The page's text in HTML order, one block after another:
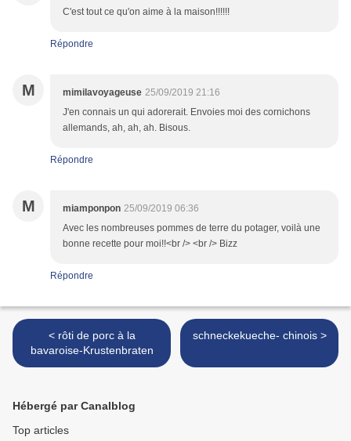
C'est tout ce qu'on aime à la maison!!!!!!
Répondre
M mimilavoyageuse 25/09/2019 21:16
J'en connais un qui adorerait. Envoies moi des cornichons
allemands, ah, ah, ah. Bisous.
Répondre
M miamponpon 25/09/2019 06:36
Avec les nombreuses pommes de terre du potager, voilà une
bonne recette pour moi!!<br /> <br /> Bizz
Répondre
< rôti de porc à la
bavaroise-Krustenbraten
schneckekueche- chinois >
Hébergé par Canalblog
Top articles